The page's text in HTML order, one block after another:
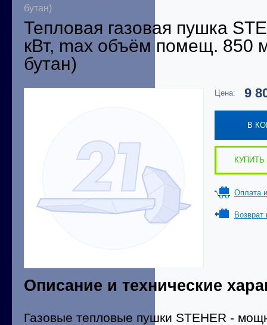
бутан)
Тепловая газовая пушка
кВт, max объём помещ. 850
бутан)
Цена: 9
В
КУПИТЬ
Оплата
Возврат
Описание и технические
Газовые тепловые пушки STEHER -